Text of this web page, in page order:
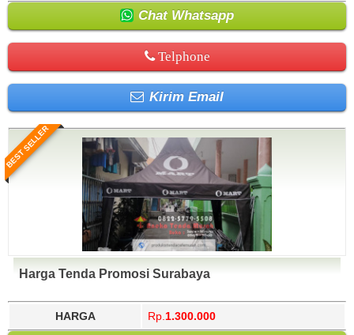
Chat Whatsapp
Telphone
Kirim Email
BEST SELLER
Harga Tenda Promosi Surabaya
HARGA Rp. 1.300.000